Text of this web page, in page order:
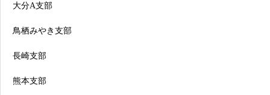
大分A支部
鳥栖みやき支部
長崎支部
熊本支部